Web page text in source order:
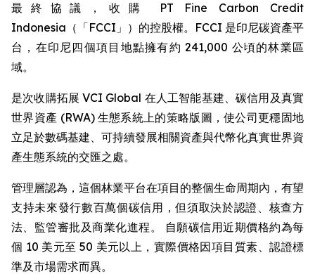
最終協議，收購 PT Fine Carbon Credit
Indonesia（「FCCI」）的控股權。FCCI 是印尼碳資產平
台，在印尼四個項目地點擁有約 241,000 公頃的林業區
域。
是次收購拓展 VCI Global 在人工智能基建、碳信用及真實
世界資產 (RWA) 生態系統上的策略版圖，使公司更穩固地
立足於數碼基建、可持續發展相關資產與代幣化真實世界資
產生態系統的交匯之處。
管理層認為，這個林業平台在項目的整個生命周期內，有望
支持未來發行數百萬個碳信用，但須取決於認證、核查方
法、監管審批及商業化進程。 自願碳信用近期價格約為每
個 10 美元至 50 美元以上，實際價格因項目質素、認證標
準及市場需求而異。